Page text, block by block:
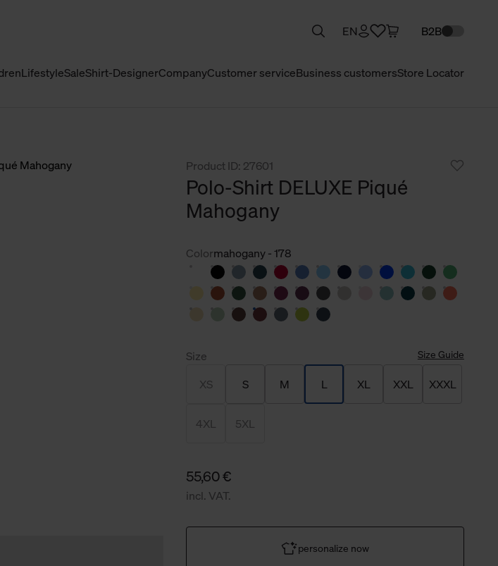
LifestyleSaleShirt-DesignerCompanyCustomer serviceBusiness customersStore Locator
EN B2B
Product ID: 27601
Polo-Shirt DELUXE Piqué
Mahogany
Colormahogany - 178
Size Size Guide
XS S M L XL XXL XXXL
4XL 5XL
55,60 €
incl. VAT.
personalize now